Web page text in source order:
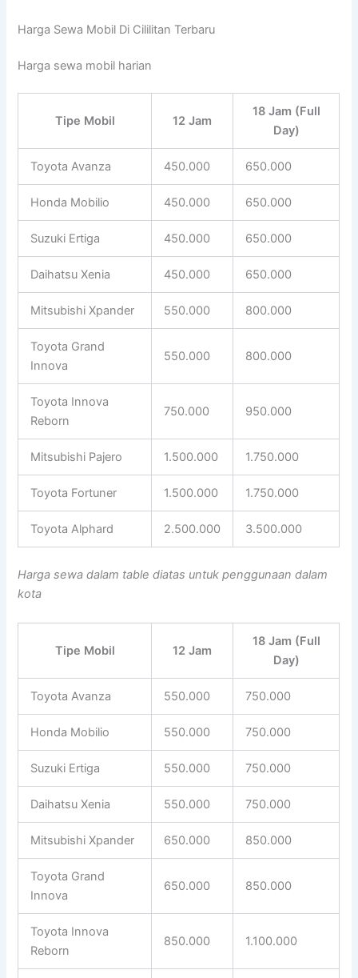
Harga Sewa Mobil Di Cililitan Terbaru
Harga sewa mobil harian
Tipe Mobil 12 Jam
18 Jam (Full
Day)
Toyota Avanza 450.000 650.000
Honda Mobilio 450.000 650.000
Suzuki Ertiga 450.000 650.000
Daihatsu Xenia 450.000 650.000
Mitsubishi Xpander 550.000 800.000
Toyota Grand
Innova
550.000 800.000
Toyota Innova
Reborn
750.000 950.000
Mitsubishi Pajero 1.500.000 1.750.000
Toyota Fortuner 1.500.000 1.750.000
Toyota Alphard 2.500.000 3.500.000
Harga sewa dalam table diatas untuk penggunaan dalam
kota
Tipe Mobil 12 Jam
18 Jam (Full
Day)
Toyota Avanza 550.000 750.000
Honda Mobilio 550.000 750.000
Suzuki Ertiga 550.000 750.000
Daihatsu Xenia 550.000 750.000
Mitsubishi Xpander 650.000 850.000
Toyota Grand
Innova
650.000 850.000
Toyota Innova
Reborn
850.000 1.100.000